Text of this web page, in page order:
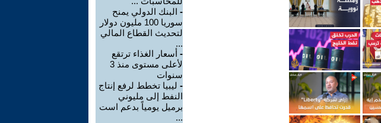
- البنك الدولي يمنح
سوريا 100 مليون دولار
لتحديث القطاع المالي
...
- أسعار الغذاء ترتقع
لأعلى مستوى منذ 3
سنوات
- ليبيا تخطط لرفع إنتاج
النفط إلى مليوني
برميل يومياً بدعم است
...